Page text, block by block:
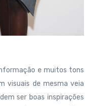
e muitos tons
visuais de mesma veia
ser boas inspirações